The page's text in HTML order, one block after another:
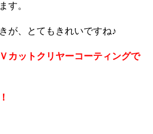
す。
が、とてもきれいですね♪
カットクリヤーコーティングで